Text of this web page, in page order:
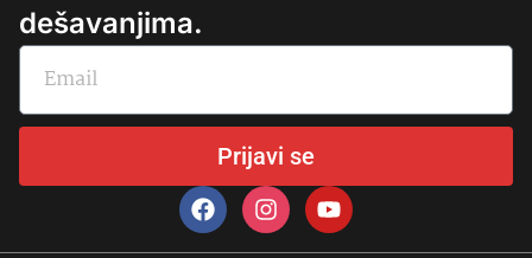
dešavanjima.
Prijavi se